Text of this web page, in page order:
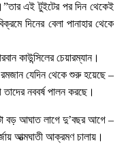
এই টুইটের পর দিন থেকেই
দিনের বেলা পানাহার থেকে
কাউন্সিলের চেয়ারম্যান।
রমজান যেদিন থেকে শুরু হয়েছে –
নববর্ষ পালন করছে।
বড় আঘাত লাগে দু’বছর আগে –
আত্মঘাতী আক্রমণ চালায়।